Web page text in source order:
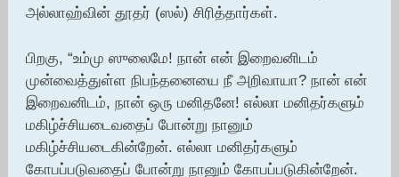
அல்லாஹ்வின் தூதர் (ஸல்) சிரித்தார்கள்.
பிறகு, “உம்மு ஸுலைமே! நான் என் இறைவனிடம்
முன்வைத்துள்ள நிபந்தனையை நீ அறிவாயா? நான் என்
இறைவனிடம், நான் ஒரு மனிதனே! எல்லா மனிதர்களும்
மகிழ்ச்சியடைவதைப் போன்று நானும்
மகிழ்ச்சியடைகின்றேன். எல்லா மனிதர்களும்
கோபப்படுவதைப் போன்று நானும் கோபப்படுகின்றேன்.